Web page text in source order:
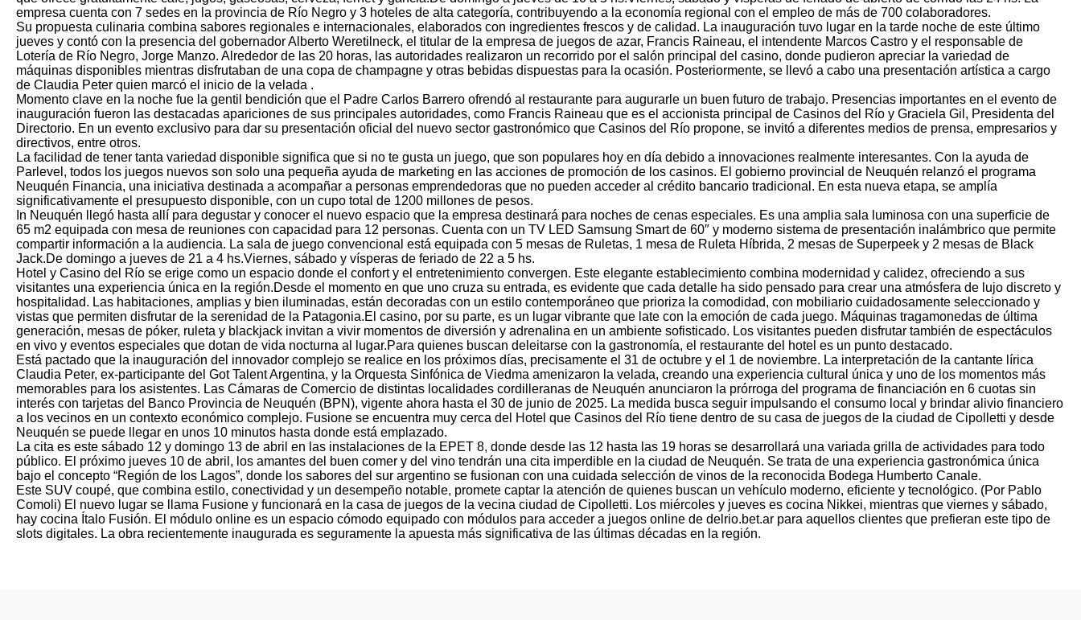
empresa cuenta con 7 sedes en la provincia de Río Negro y 3 hoteles de alta categoría, contribuyendo a la economía regional con el empleo de más de 700 colaboradores.
Su propuesta culinaria combina sabores regionales e internacionales, elaborados con ingredientes frescos y de calidad. La inauguración tuvo lugar en la tarde noche de este último
jueves y contó con la presencia del gobernador Alberto Weretilneck, el titular de la empresa de juegos de azar, Francis Raineau, el intendente Marcos Castro y el responsable de
Lotería de Río Negro, Jorge Manzo. Alrededor de las 20 horas, las autoridades realizaron un recorrido por el salón principal del casino, donde pudieron apreciar la variedad de
máquinas disponibles mientras disfrutaban de una copa de champagne y otras bebidas dispuestas para la ocasión. Posteriormente, se llevó a cabo una presentación artística a cargo
de Claudia Peter quien marcó el inicio de la velada .
Momento clave en la noche fue la gentil bendición que el Padre Carlos Barrero ofrendó al restaurante para augurarle un buen futuro de trabajo. Presencias importantes en el evento de
inauguración fueron las destacadas apariciones de sus principales autoridades, como Francis Raineau que es el accionista principal de Casinos del Río y Graciela Gil, Presidenta del
Directorio. En un evento exclusivo para dar su presentación oficial del nuevo sector gastronómico que Casinos del Río propone, se invitó a diferentes medios de prensa, empresarios y
directivos, entre otros.
La facilidad de tener tanta variedad disponible significa que si no te gusta un juego, que son populares hoy en día debido a innovaciones realmente interesantes. Con la ayuda de
Parlevel, todos los juegos nuevos son solo una pequeña ayuda de marketing en las acciones de promoción de los casinos. El gobierno provincial de Neuquén relanzó el programa
Neuquén Financia, una iniciativa destinada a acompañar a personas emprendedoras que no pueden acceder al crédito bancario tradicional. En esta nueva etapa, se amplía
significativamente el presupuesto disponible, con un cupo total de 1200 millones de pesos.
In Neuquén llegó hasta allí para degustar y conocer el nuevo espacio que la empresa destinará para noches de cenas especiales. Es una amplia sala luminosa con una superficie de
65 m2 equipada con mesa de reuniones con capacidad para 12 personas. Cuenta con un TV LED Samsung Smart de 60″ y moderno sistema de presentación inalámbrico que permite
compartir información a la audiencia. La sala de juego convencional está equipada con 5 mesas de Ruletas, 1 mesa de Ruleta Híbrida, 2 mesas de Superpeek y 2 mesas de Black
Jack.De domingo a jueves de 21 a 4 hs.Viernes, sábado y vísperas de feriado de 22 a 5 hs.
Hotel y Casino del Río se erige como un espacio donde el confort y el entretenimiento convergen. Este elegante establecimiento combina modernidad y calidez, ofreciendo a sus
visitantes una experiencia única en la región.Desde el momento en que uno cruza su entrada, es evidente que cada detalle ha sido pensado para crear una atmósfera de lujo discreto y
hospitalidad. Las habitaciones, amplias y bien iluminadas, están decoradas con un estilo contemporáneo que prioriza la comodidad, con mobiliario cuidadosamente seleccionado y
vistas que permiten disfrutar de la serenidad de la Patagonia.El casino, por su parte, es un lugar vibrante que late con la emoción de cada juego. Máquinas tragamonedas de última
generación, mesas de póker, ruleta y blackjack invitan a vivir momentos de diversión y adrenalina en un ambiente sofisticado. Los visitantes pueden disfrutar también de espectáculos
en vivo y eventos especiales que dotan de vida nocturna al lugar.Para quienes buscan deleitarse con la gastronomía, el restaurante del hotel es un punto destacado.
Está pactado que la inauguración del innovador complejo se realice en los próximos días, precisamente el 31 de octubre y el 1 de noviembre. La interpretación de la cantante lírica
Claudia Peter, ex-participante del Got Talent Argentina, y la Orquesta Sinfónica de Viedma amenizaron la velada, creando una experiencia cultural única y uno de los momentos más
memorables para los asistentes. Las Cámaras de Comercio de distintas localidades cordilleranas de Neuquén anunciaron la prórroga del programa de financiación en 6 cuotas sin
interés con tarjetas del Banco Provincia de Neuquén (BPN), vigente ahora hasta el 30 de junio de 2025. La medida busca seguir impulsando el consumo local y brindar alivio financiero
a los vecinos en un contexto económico complejo. Fusione se encuentra muy cerca del Hotel que Casinos del Río tiene dentro de su casa de juegos de la ciudad de Cipolletti y desde
Neuquén se puede llegar en unos 10 minutos hasta donde está emplazado.
La cita es este sábado 12 y domingo 13 de abril en las instalaciones de la EPET 8, donde desde las 12 hasta las 19 horas se desarrollará una variada grilla de actividades para todo
público. El próximo jueves 10 de abril, los amantes del buen comer y del vino tendrán una cita imperdible en la ciudad de Neuquén. Se trata de una experiencia gastronómica única
bajo el concepto “Región de los Lagos”, donde los sabores del sur argentino se fusionan con una cuidada selección de vinos de la reconocida Bodega Humberto Canale.
Este SUV coupé, que combina estilo, conectividad y un desempeño notable, promete captar la atención de quienes buscan un vehículo moderno, eficiente y tecnológico. (Por Pablo
Comoli) El nuevo lugar se llama Fusione y funcionará en la casa de juegos de la vecina ciudad de Cipolletti. Los miércoles y jueves es cocina Nikkei, mientras que viernes y sábado,
hay cocina Ítalo Fusión. El módulo online es un espacio cómodo equipado con módulos para acceder a juegos online de delrio.bet.ar para aquellos clientes que prefieran este tipo de
slots digitales. La obra recientemente inaugurada es seguramente la apuesta más significativa de las últimas décadas en la región.